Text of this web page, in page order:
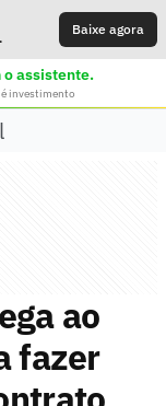
Baixe agora
o assistente.
investimento
ao
fazer